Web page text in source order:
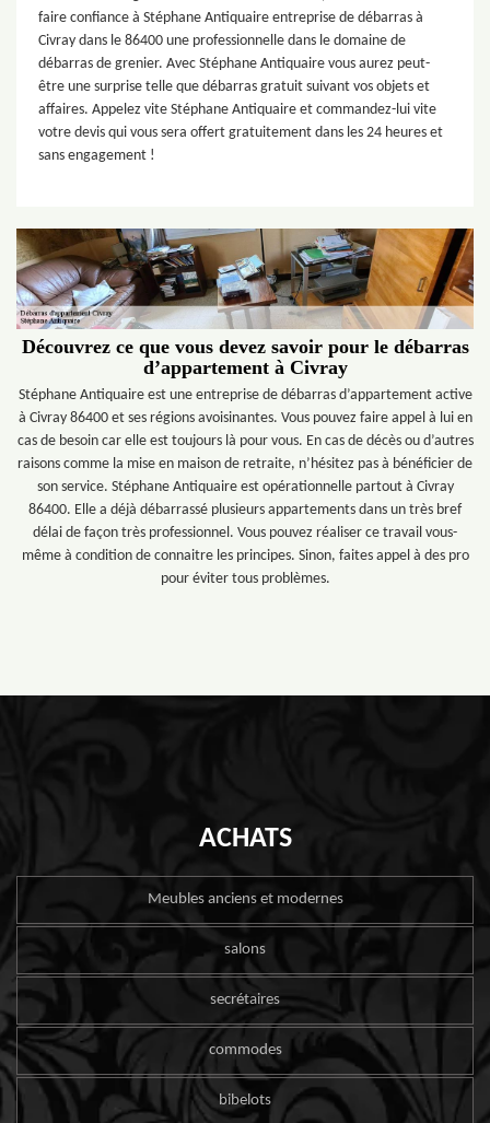
faire confiance à Stéphane Antiquaire entreprise de débarras à
Civray dans le 86400 une professionnelle dans le domaine de
débarras de grenier. Avec Stéphane Antiquaire vous aurez peut-
être une surprise telle que débarras gratuit suivant vos objets et
affaires. Appelez vite Stéphane Antiquaire et commandez-lui vite
votre devis qui vous sera offert gratuitement dans les 24 heures et
sans engagement !
Découvrez ce que vous devez savoir pour le débarras
d’appartement à Civray
Stéphane Antiquaire est une entreprise de débarras d’appartement active
à Civray 86400 et ses régions avoisinantes. Vous pouvez faire appel à lui en
cas de besoin car elle est toujours là pour vous. En cas de décès ou d’autres
raisons comme la mise en maison de retraite, n’hésitez pas à bénéficier de
son service. Stéphane Antiquaire est opérationnelle partout à Civray
86400. Elle a déjà débarrassé plusieurs appartements dans un très bref
délai de façon très professionnel. Vous pouvez réaliser ce travail vous-
même à condition de connaitre les principes. Sinon, faites appel à des pro
pour éviter tous problèmes.
ACHATS
Meubles anciens et modernes
salons
secrétaires
commodes
bibelots